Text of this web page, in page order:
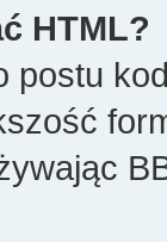
HTML?
postu